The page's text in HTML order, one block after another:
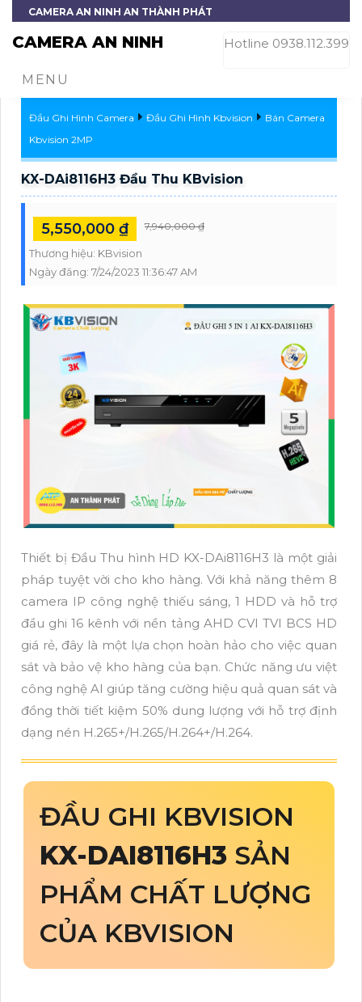
CAMERA AN NINH AN THÀNH PHÁT
CAMERA AN NINH Hotline 0938.112.399
MENU
Đầu Ghi Hình Camera Đầu Ghi Hình Kbvision
Bán Camera
Kbvision 2MP
KX-DAi8116H3 Đầu Thu KBvision
5,550,000 ₫ 7,940,000 ₫
Thương hiệu: KBvision
Ngày đăng: 7/24/2023 11:36:47 AM
Thiết bị Đầu Thu hình HD KX-DAi8116H3 là một giải
pháp tuyệt vời cho kho hàng. Với khả năng thêm 8
camera IP công nghệ thiếu sáng, 1 HDD và hỗ trợ
đầu ghi 16 kênh với nền tảng AHD CVI TVI BCS HD
giá rẻ, đây là một lựa chọn hoàn hảo cho việc quan
sát và bảo vệ kho hàng của bạn. Chức năng ưu việt
công nghệ AI giúp tăng cường hiệu quả quan sát và
đồng thời tiết kiệm 50% dung lượng với hỗ trợ định
dạng nén H.265+/H.265/H.264+/H.264.
ĐẦU GHI KBVISION
KX-DAI8116H3 SẢN
PHẨM CHẤT LƯỢNG
CỦA KBVISION